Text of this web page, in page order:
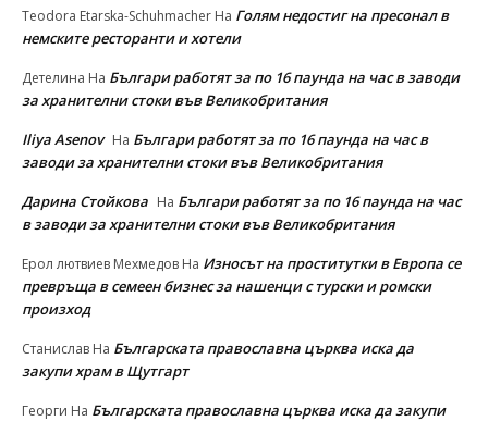
Teodora Etarska-Schuhmacher На Голям недостиг на пресонал в
немските ресторанти и хотели
Детелина На Българи работят за по 16 паунда на час в заводи
за хранителни стоки във Великобритания
Iliya Asenov На Българи работят за по 16 паунда на час в
заводи за хранителни стоки във Великобритания
Дарина Стойкова На Българи работят за по 16 паунда на час
в заводи за хранителни стоки във Великобритания
Ерол лютвиев Мехмедов На Износът на проститутки в Европа се
превръща в семеен бизнес за нашенци с турски и ромски
произход
Станислав На Българската православна църква иска да
закупи храм в Щутгарт
Георги На Българската православна църква иска да закупи